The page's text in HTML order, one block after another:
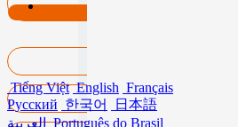
Tiếng Việt English Français
Русский 한국어
日本語
العربية Português do Brasil